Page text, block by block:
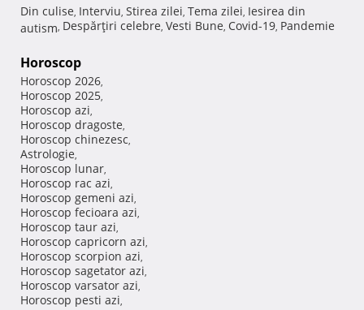
Din culise, Interviu, Stirea zilei, Tema zilei, Iesirea din
autism, Despărţiri celebre, Vesti Bune, Covid-19, Pandemie
Horoscop
Horoscop 2026,
Horoscop 2025,
Horoscop azi,
Horoscop dragoste,
Horoscop chinezesc,
Astrologie,
Horoscop lunar,
Horoscop rac azi,
Horoscop gemeni azi,
Horoscop fecioara azi,
Horoscop taur azi,
Horoscop capricorn azi,
Horoscop scorpion azi,
Horoscop sagetator azi,
Horoscop varsator azi,
Horoscop pesti azi,